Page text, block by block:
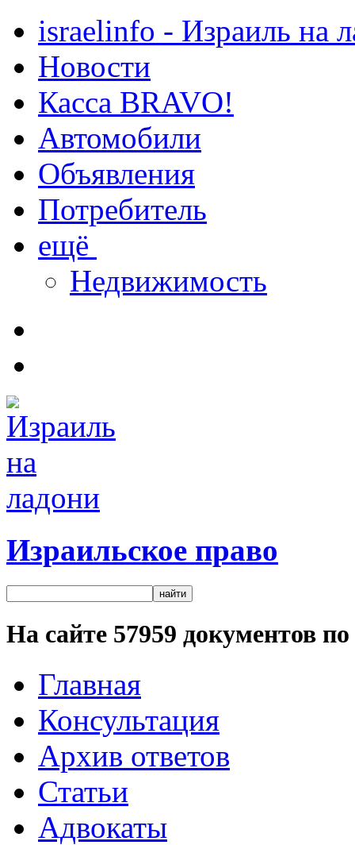
israelinfo - Израиль на
Новости
Касса BRAVO!
Автомобили
Объявления
Потребитель
ещё
Недвижимость
Израильское право
На сайте 57959 документов
Главная
Консультация
Архив ответов
Статьи
Адвокаты